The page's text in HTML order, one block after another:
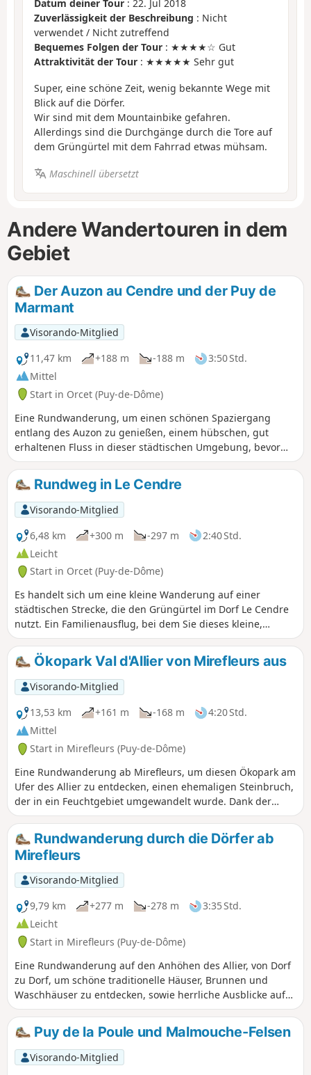
Datum deiner Tour : 22. Jul 2018
Zuverlässigkeit der Beschreibung : Nicht
verwendet / Nicht zutreffend
Bequemes Folgen der Tour : ★★★★☆ Gut
Attraktivität der Tour : ★★★★★ Sehr gut
Super, eine schöne Zeit, wenig bekannte Wege mit
Blick auf die Dörfer.
Wir sind mit dem Mountainbike gefahren.
Allerdings sind die Durchgänge durch die Tore auf
dem Grüngürtel mit dem Fahrrad etwas mühsam.
Maschinell übersetzt
Andere Wandertouren in dem
Gebiet
Der Auzon au Cendre und der Puy de
Marmant
Visorando-Mitglied
11,47 km
+188 m -188 m
3:50 Std.
Mittel
Start in Orcet (Puy-de-Dôme)
Eine Rundwanderung, um einen schönen Spaziergang
entlang des Auzon zu genießen, einem hübschen, gut
erhaltenen Fluss in dieser städtischen Umgebung, bevor
man ein wenig Höhe auf den Puys de la Chèvre und
Marmant gewinnt.
Rundweg in Le Cendre
Visorando-Mitglied
6,48 km
+300 m -297 m
2:40 Std.
Leicht
Start in Orcet (Puy-de-Dôme)
Es handelt sich um eine kleine Wanderung auf einer
städtischen Strecke, die den Grüngürtel im Dorf Le Cendre
nutzt. Ein Familienausflug, bei dem Sie dieses kleine,
einladende und freundliche Dorf entdecken können.
Ökopark Val d'Allier von Mirefleurs aus
Visorando-Mitglied
13,53 km
+161 m -168 m
4:20 Std.
Mittel
Start in Mirefleurs (Puy-de-Dôme)
Eine Rundwanderung ab Mirefleurs, um diesen Ökopark am
Ufer des Allier zu entdecken, einen ehemaligen Steinbruch,
der in ein Feuchtgebiet umgewandelt wurde. Dank der
eingerichteten Beobachtungsstationen können Sie dort
zahlreiche Vögel beobachten, wenn Sie daran denken, ein
Fernglas mitzunehmen. Freie Sicht auf die Chaîne des Puys
im ersten Teil der Wanderung. Mirefleurs ist ein
angenehmes Dorf mit vielen alten Häusern. Auf der Strecke
gibt es viele Pflaumen- und Walnussbäume.
Rundwanderung durch die Dörfer ab
Mirefleurs
Visorando-Mitglied
9,79 km
+277 m -278 m
3:35 Std.
Leicht
Start in Mirefleurs (Puy-de-Dôme)
Eine Rundwanderung auf den Anhöhen des Allier, von Dorf
zu Dorf, um schöne traditionelle Häuser, Brunnen und
Waschhäuser zu entdecken, sowie herrliche Ausblicke auf
der gesamten Strecke, auf die umliegende Limagne, den
Allier und die Teiche der ehemaligen Kiesgruben sowie in
der Ferne auf die Chaîne des Puys und das Sancy-Massiv.
Puy de la Poule und Malmouche-Felsen
Visorando-Mitglied